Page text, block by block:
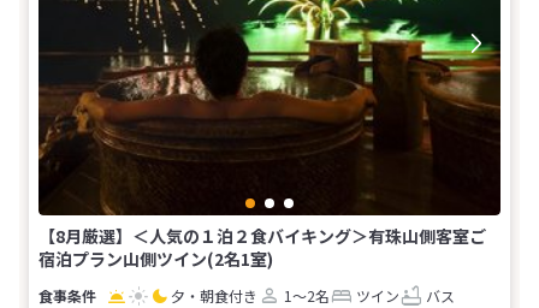
【8月厳選】＜人気の１泊２食バイキング＞有珠山側客室ご
宿泊プラン山側ツイン(2名1室)
夕・朝食付き 1～2名 ツイン
バス